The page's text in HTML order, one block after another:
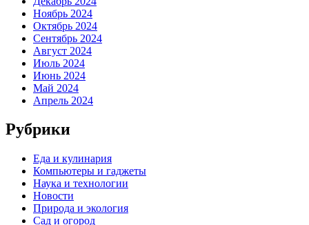
Ноябрь 2024
Октябрь 2024
Сентябрь 2024
Август 2024
Июль 2024
Июнь 2024
Май 2024
Апрель 2024
Рубрики
Еда и кулинария
Компьютеры и гаджеты
Наука и технологии
Новости
Природа и экология
Сад и огород